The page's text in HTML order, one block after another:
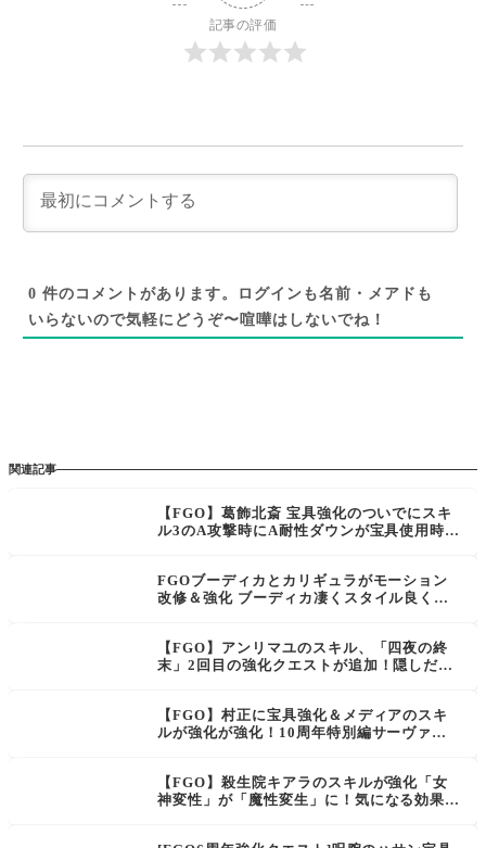
記事の評価
0 件のコメントがあります。ログインも名前・メアドも
いらないので気軽にどうぞ〜喧嘩はしないでね！
関連記事
【FGO】葛飾北斎 宝具強化のついでにスキ
ル3のA攻撃時にA耐性ダウンが宝具使用時攻
FGOブーディカとカリギュラがモーション
改修＆強化 ブーディカ凄くスタイル良くな
【FGO】アンリマユのスキル、「四夜の終
末」2回目の強化クエストが追加！隠しだか
【FGO】村正に宝具強化＆メディアのスキ
ルが強化が強化！10周年特別編サーヴァン
【FGO】殺生院キアラのスキルが強化「女
神変性」が「魔性変生」に！気になる効果と